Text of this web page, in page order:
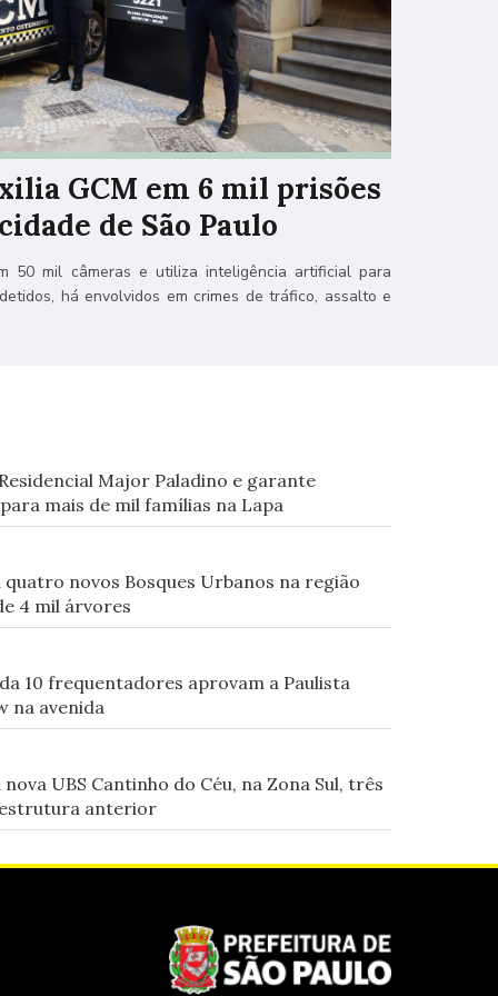
GCM em 6 mil prisões
de São Paulo
50 mil câmeras e utiliza inteligência artificial para
há envolvidos em crimes de tráfico, assalto e
Major Paladino e garante
mais de mil famílias na Lapa
novos Bosques Urbanos na região
4 mil árvores
10 frequentadores aprovam a Paulista
na avenida
UBS Cantinho do Céu, na Zona Sul, três
anterior